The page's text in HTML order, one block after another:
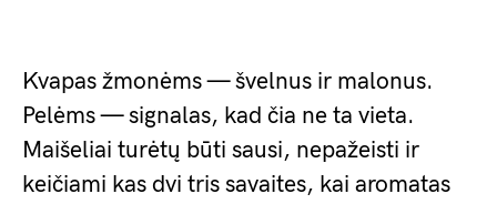
Kvapas žmonėms — švelnus ir malonus.
Pelėms — signalas, kad čia ne ta vieta.
Maišeliai turėtų būti sausi, nepažeisti ir
keičiami kas dvi tris savaites, kai aromatas